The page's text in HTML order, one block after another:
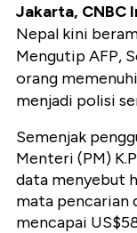
Jakarta, CNBC
Nepal kini
Mengutip AFP,
orang
menjadi polisi
Semenjak
Menteri (PM)
data menyebut
mata pencarian
mencapai